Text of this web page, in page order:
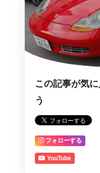
この記事が気
う
フォローする
YouTube